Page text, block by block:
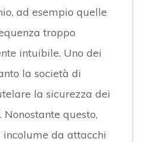
ad esempio quelle
troppo
intuibile. Uno dei
la società di
la sicurezza dei
questo,
incolume da attacchi